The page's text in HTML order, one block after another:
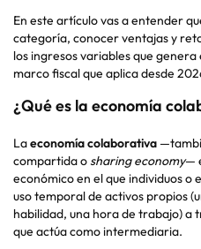
En este artículo vas a entender
categoría, conocer ventajas y
los ingresos variables que
marco fiscal que aplica desde
¿Qué es la economía
Laeconomía colaborativa
compartida o sharing economy—
económico en el que individuos o
uso temporal de activos propios
habilidad, una hora de trabajo) a
que actúa como intermediaria.